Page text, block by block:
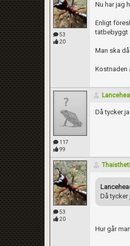
53
20
Nu har jag
Enligt
tätbebyggt
Man ska
Kostnaden
117
99
Då tycker
53
20
Då tycker
Hur går